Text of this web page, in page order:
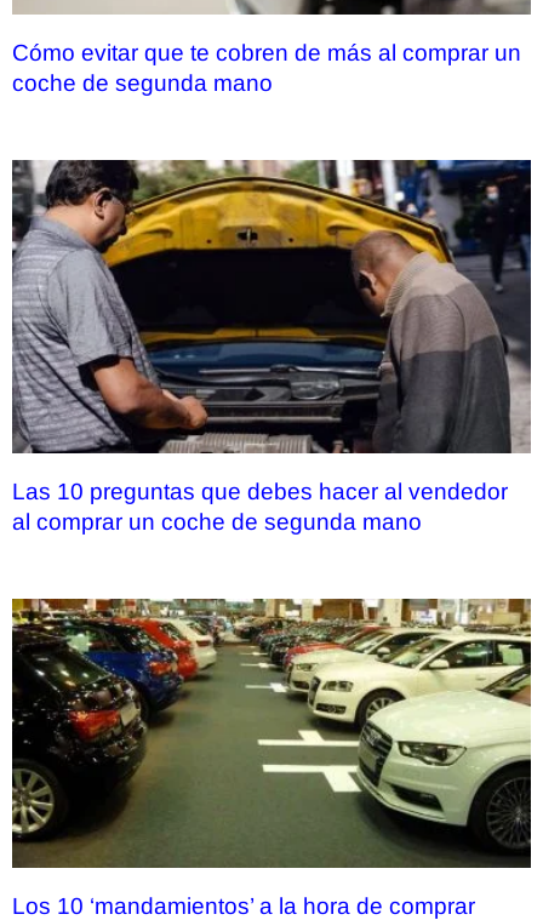
Cómo evitar que te cobren de más al comprar un
coche de segunda mano
Las 10 preguntas que debes hacer al vendedor
al comprar un coche de segunda mano
Los 10 ‘mandamientos’ a la hora de comprar